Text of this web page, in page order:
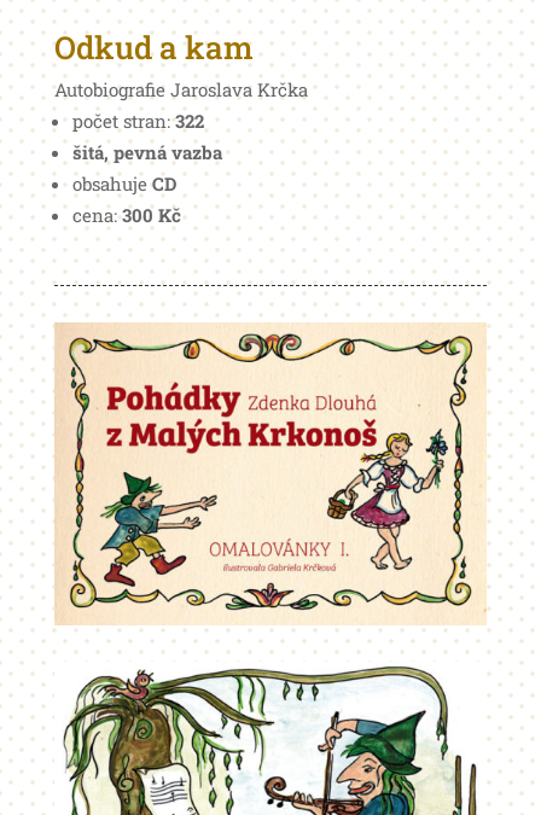
Odkud a kam
Autobiografie Jaroslava Krčka
počet stran:322
šitá, pevná vazba
obsahujeCD
cena:300 Kč